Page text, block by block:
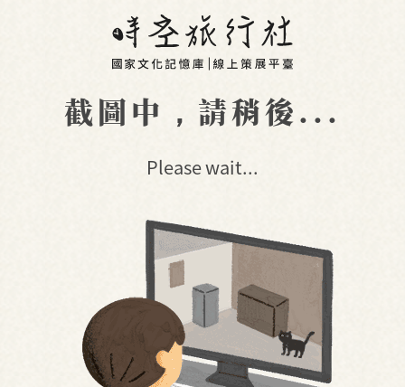
截圖中，請稍後...
Please wait...